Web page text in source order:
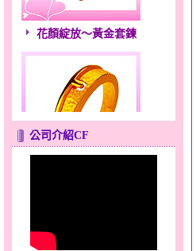
花顏綻放～黃金套鍊
公司介紹CF